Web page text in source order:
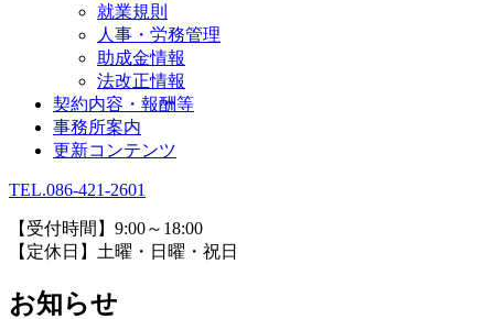
就業規則
人事・労務管理
助成金情報
法改正情報
契約内容・報酬等
事務所案内
更新コンテンツ
TEL.086-421-2601
【受付時間】9:00～18:00
【定休日】土曜・日曜・祝日
お知らせ